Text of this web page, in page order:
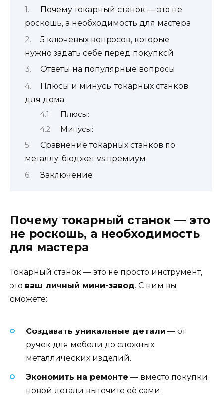
Почему токарный станок — это не
роскошь, а необходимость для мастера
5 ключевых вопросов, которые
нужно задать себе перед покупкой
Ответы на популярные вопросы
Плюсы и минусы токарных станков
для дома
Плюсы:
Минусы:
Сравнение токарных станков по
металлу: бюджет vs премиум
Заключение
Почему токарный станок — это
не роскошь, а необходимость
для мастера
Токарный станок — это не просто инструмент,
это ваш личный мини-завод. С ним вы
сможете:
Создавать уникальные детали — от
ручек для мебели до сложных
металлических изделий.
Экономить на ремонте — вместо покупки
новой детали выточите её сами.